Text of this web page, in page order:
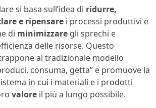
si basa sull’idea di ridurre,
e ripensare i processi produttivi e
di minimizzare gli sprechi e
delle risorse. Questo
al tradizionale modello
consuma, getta” e promuove la
in cui i materiali e i prodotti
valore il più a lungo possibile.